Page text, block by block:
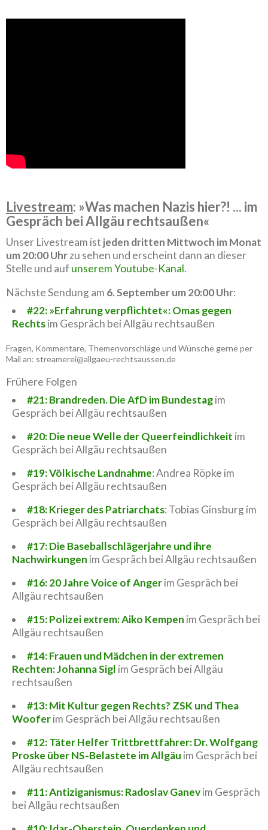
Livestream: »Was machen Nazis hier?! ... im
Gespräch bei Allgäu rechtsaußen«
Unser Livestream ist jeden dritten Mittwoch im Monat
um 20:00 Uhrzu sehen und erscheint dann an dieser
Stelle und auf unserem Youtube-Kanal.
Nächste Sendung am 6. September um 20:00 Uhr:
#22: »Erfahrung verpflichtet«: Omas gegen
Rechtsim Gespräch bei Allgäu rechtsaußen
Fragen, Kommentare, Themenvorschläge und Wünsche gerne per
Mail an: streamerei@allgaeu-rechtsaussen.de
Frühere Folgen
#21: Brandreden. Die AfD im Bundestagim
Gespräch bei Allgäu rechtsaußen
#20: Die neue Welle der Queerfeindlichkeit im
Gespräch bei Allgäu rechtsaußen
#19: Völkische Landnahme: Andrea Röpke im
Gespräch bei Allgäu rechtsaußen
#18: Krieger des Patriarchats: Tobias Ginsburg im
Gespräch bei Allgäu rechtsaußen
#17: Die Baseballschlägerjahre und ihre
Nachwirkungen im Gespräch bei Allgäu rechtsaußen
#16: 20 Jahre Voice of Angerim Gespräch bei
Allgäu rechtsaußen
#15: Polizei extrem: Aiko Kempen im Gespräch bei
Allgäu rechtsaußen
#14: Frauen und Mädchen in der extremen
Rechten: Johanna Sigl im Gespräch bei Allgäu
rechtsaußen
#13: Mit Kultur gegen Rechts? ZSK und Thea
Wooferim Gespräch bei Allgäu rechtsaußen
#12: Täter Helfer Trittbrettfahrer: Dr. Wolfgang
Proske über NS-Belastete im Allgäu im Gespräch bei
Allgäu rechtsaußen
#11: Antiziganismus: Radoslav Ganevim Gespräch
bei Allgäu rechtsaußen